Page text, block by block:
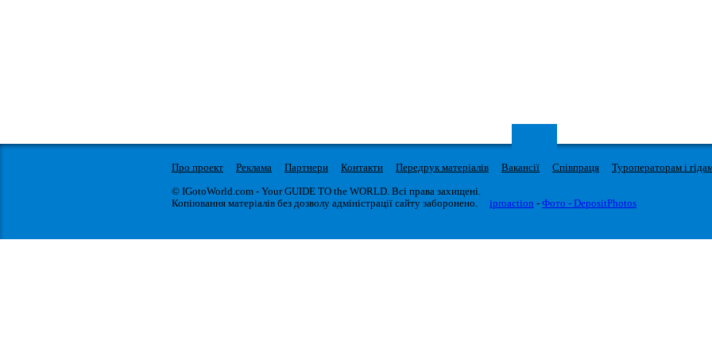
Про проект Реклама Партнери Контакти Передрук матеріалів Вакансії Співпраця Туроператорам і
© IGotoWorld.com - Your GUIDE TO the WORLD. Всі права захищені.
Копіювання матеріалів без дозволу адміністрації сайту заборонено.
iproaction - Фото - DepositPhotos